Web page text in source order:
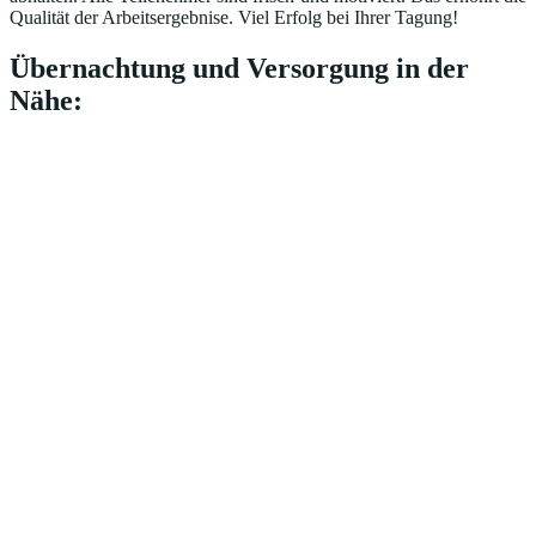
Qualität der Arbeitsergebnise. Viel Erfolg bei Ihrer Tagung!
Übernachtung und Versorgung in der
Nähe: